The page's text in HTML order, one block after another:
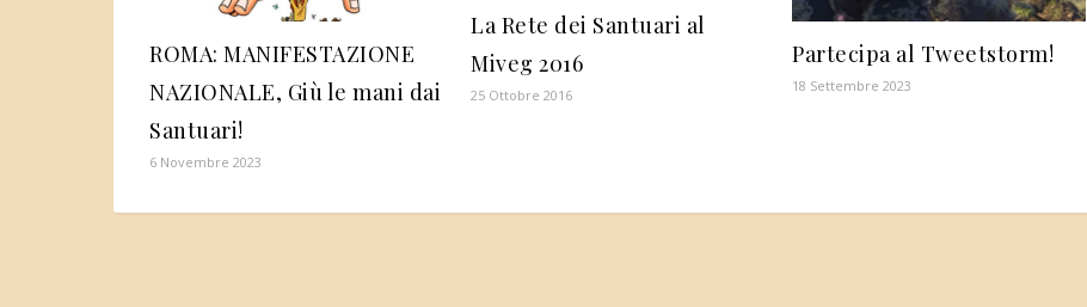
ROMA: MANIFESTAZIONE
NAZIONALE, Giù le mani dai
Santuari!
6 Novembre 2023
La Rete dei Santuari al
Miveg 2016
25 Ottobre 2016
Partecipa al Tweetstorm!
18 Settembre 2023